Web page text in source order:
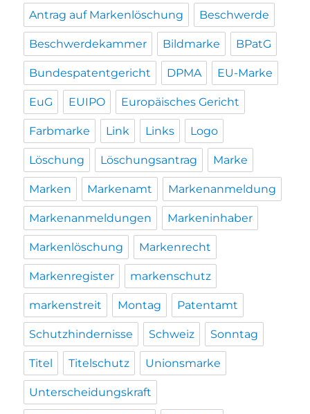
Antrag auf Markenlöschung Beschwerde
Beschwerdekammer Bildmarke BPatG
Bundespatentgericht DPMA EU-Marke
EuG EUIPO Europäisches Gericht
Farbmarke Link Links Logo
Löschung Löschungsantrag Marke
Marken Markenamt Markenanmeldung
Markenanmeldungen Markeninhaber
Markenlöschung Markenrecht
Markenregister markenschutz
markenstreit Montag Patentamt
Schutzhindernisse Schweiz Sonntag
Titel Titelschutz Unionsmarke
Unterscheidungskraft